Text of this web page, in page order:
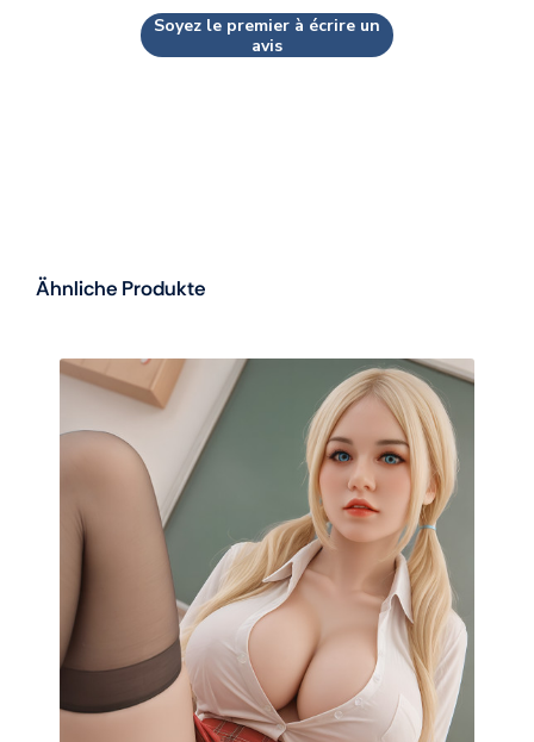
Soyez le premier à écrire un
avis
Ähnliche Produkte